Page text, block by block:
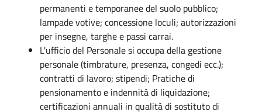
permanenti e temporanee del suolo pubblico;
lampade votive; concessione loculi; autorizzazioni
per insegne, targhe e passi carrai.
L'ufficio del Personale si occupa della gestione
personale (timbrature, presenza, congedi ecc.);
contratti di lavoro; stipendi; Pratiche di
pensionamento e indennità di liquidazione;
certificazioni annuali in qualità di sostituto di